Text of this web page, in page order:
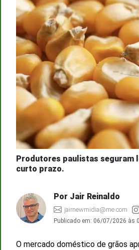
Produtores paulistas seguram
curto prazo.
Por Jair Reinaldo
jairnewmidia@me.com
Publicado em: 06/07/2026 às
O mercado doméstico de grãos